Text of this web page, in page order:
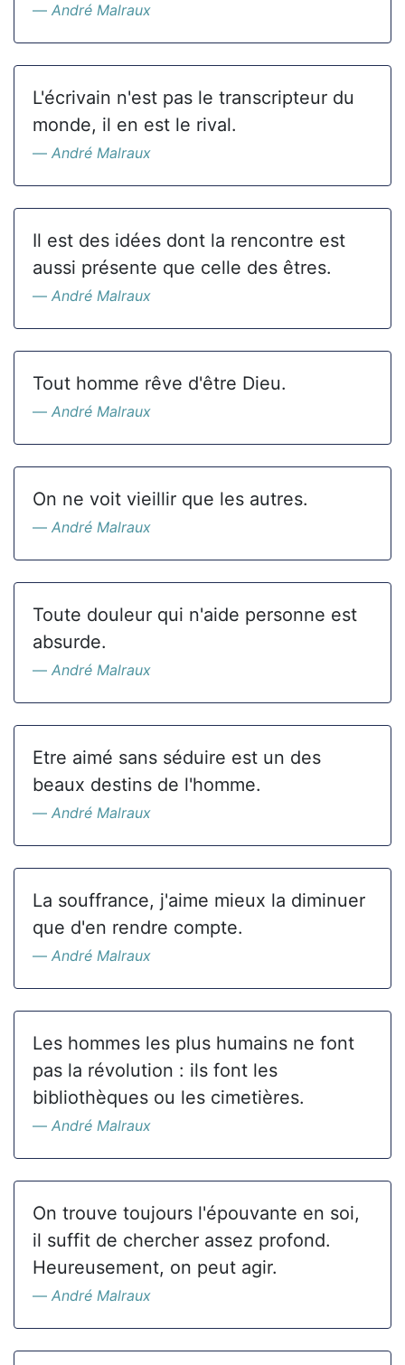
André Malraux
L'écrivain n'est pas le transcripteur du
monde, il en est le rival.
André Malraux
Il est des idées dont la rencontre est
aussi présente que celle des êtres.
André Malraux
Tout homme rêve d'être Dieu.
André Malraux
On ne voit vieillir que les autres.
André Malraux
Toute douleur qui n'aide personne est
absurde.
André Malraux
Etre aimé sans séduire est un des
beaux destins de l'homme.
André Malraux
La souffrance, j'aime mieux la diminuer
que d'en rendre compte.
André Malraux
Les hommes les plus humains ne font
pas la révolution : ils font les
bibliothèques ou les cimetières.
André Malraux
On trouve toujours l'épouvante en soi,
il suffit de chercher assez profond.
Heureusement, on peut agir.
André Malraux